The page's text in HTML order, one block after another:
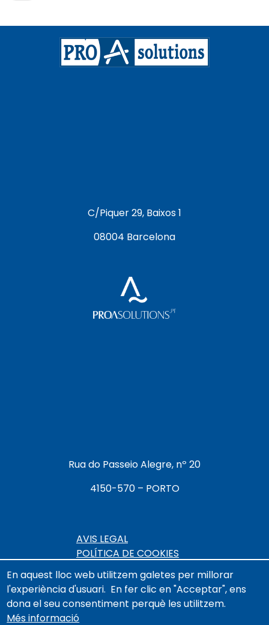
C/Piquer 29, Baixos 1
08004 Barcelona
Rua do Passeio Alegre, nº 20
4150-570 – PORTO
AVIS LEGAL
POLÍTICA DE COOKIES
ACCESSIBILITAT
En aquest lloc web utilitzem galetes per millorar
l'experiència d'usuari. En fer clic en "Acceptar", ens
dona el seu consentiment perquè les utilitzem.
Més informació